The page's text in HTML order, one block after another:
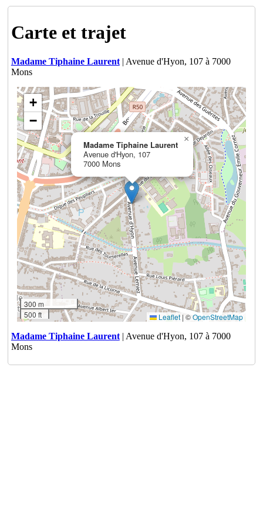
Carte et trajet
Madame Tiphaine Laurent| Avenue d'Hyon, 107 à 7000
Mons
Madame Tiphaine Laurent
Avenue d'Hyon, 107
7000 Mons
×
+
−
300 m
500 ft
Leaflet | ©OpenStreetMap
Madame Tiphaine Laurent| Avenue d'Hyon, 107 à 7000
Mons